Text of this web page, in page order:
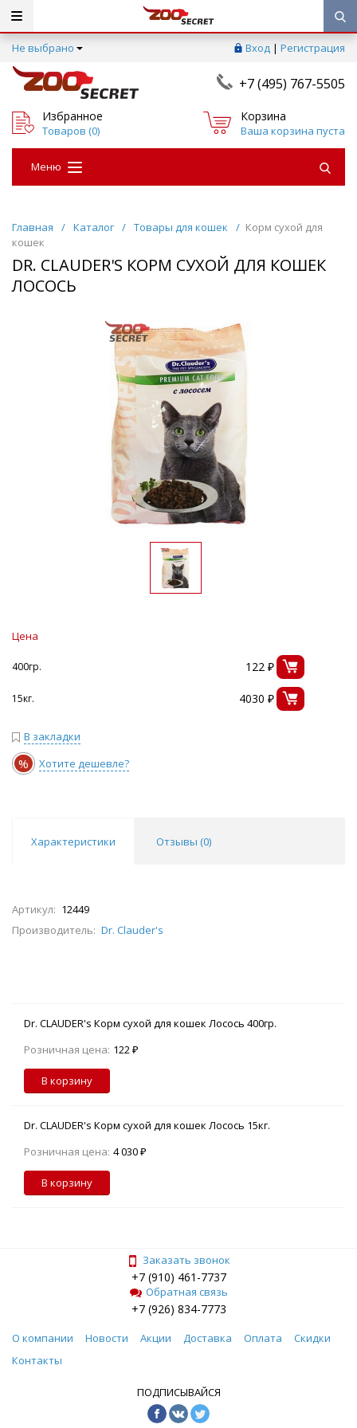
Не выбрано Вход | Регистрация
+7 (495) 767-5505
Избранное
Товаров (0)
Корзина
Ваша корзина пуста
Меню
Главная / Каталог / Товары для кошек / Корм сухой для
кошек
DR. CLAUDER'S КОРМ СУХОЙ ДЛЯ КОШЕК
ЛОСОСЬ
Цена
400гр. 122 ₽
15кг. 4030 ₽
В закладки
% Хотите дешевле?
Характеристики Отзывы (0)
Артикул: 12449
Производитель: Dr. Clauder's
Dr. CLAUDER's Корм сухой для кошек Лосось 400гр.
Розничная цена: 122 ₽
В корзину
Dr. CLAUDER's Корм сухой для кошек Лосось 15кг.
Розничная цена: 4 030 ₽
В корзину
Заказать звонок
+7 (910) 461-7737
Обратная связь
+7 (926) 834-7773
О компании Новости Акции Доставка Оплата
Скидки
Контакты
ПОДПИСЫВАЙСЯ